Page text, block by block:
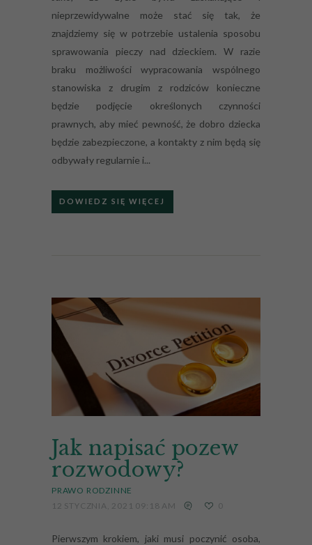
nieprzewidywalne może stać się tak, że
znajdziemy się w potrzebie ustalenia sposobu
sprawowania pieczy nad dzieckiem. W razie
braku możliwości wypracowania wspólnego
stanowiska z drugim z rodziców konieczne
będzie podjęcie określonych czynności
prawnych, aby mieć pewność, że dobro dziecka
będzie zabezpieczone, a kontakty z nim będą się
odbywały regularnie i...
DOWIEDZ SIĘ WIĘCEJ
Jak napisać pozew
rozwodowy?
PRAWO RODZINNE
12 STYCZNIA, 2021 09:18 AM
0
Pierwszym krokiem, jaki musi poczynić osoba,